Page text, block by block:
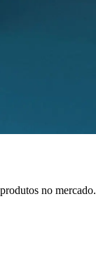
no mercado.